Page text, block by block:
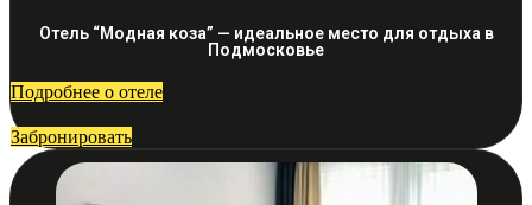
Отель “Модная коза” — идеальное место для отдыха в
Подмосковье
Подробнее о отеле
Забронировать